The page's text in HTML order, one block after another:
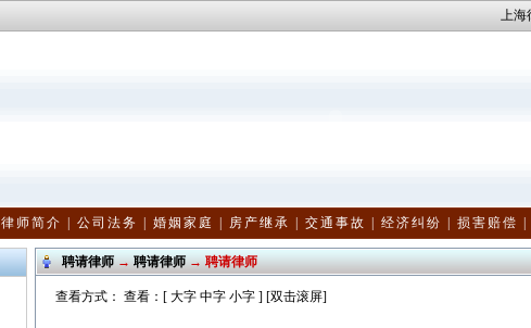
上海
律师简介 公司法务 婚姻家庭 房产继承 交通事故 经济纠纷 损害赔偿
聘请律师→聘请律师→ 聘请律师
查看方式： 查看：[ 大字 中字 小字] [双击滚屏]